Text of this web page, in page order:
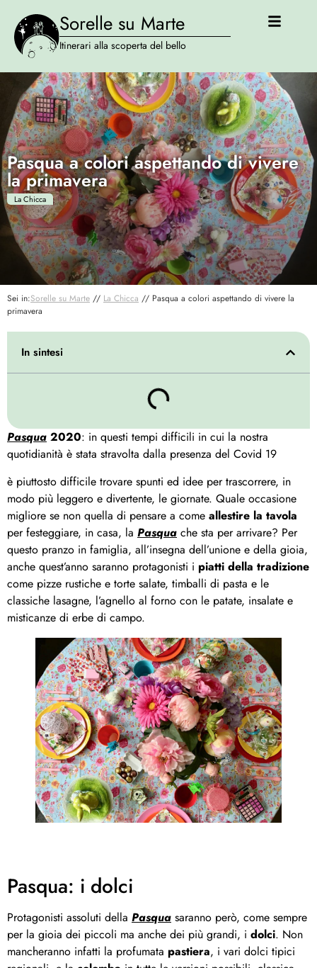
Sorelle su Marte
Itinerari alla scoperta del bello
Pasqua a colori aspettando di vivere
la primavera
La Chicca
Sei in:Sorelle su Marte // La Chicca // Pasqua a colori aspettando di vivere la
primavera
Pasqua 2020: in questi tempi difficili in cui la nostra
quotidianità è stata stravolta dalla presenza del Covid 19
è piuttosto difficile trovare spunti ed idee per trascorrere, in
modo più leggero e divertente, le giornate. Quale occasione
migliore se non quella di pensare a come allestire la tavola
per festeggiare, in casa, la Pasqua che sta per arrivare? Per
questo pranzo in famiglia, all’insegna dell’unione e della gioia,
anche quest’anno saranno protagonisti i piatti della tradizione
come pizze rustiche e torte salate, timballi di pasta e le
classiche lasagne, l’agnello al forno con le patate, insalate e
misticanze di erbe di campo.
Pasqua: i dolci
Protagonisti assoluti della Pasqua saranno però, come sempre
per la gioia dei piccoli ma anche dei più grandi, i dolci. Non
mancheranno infatti la profumata pastiera, i vari dolci tipici
In sintesi